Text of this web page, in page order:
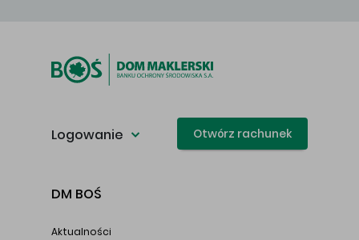
Logowanie Otwórz rachunek
DM BOŚ
Aktualności